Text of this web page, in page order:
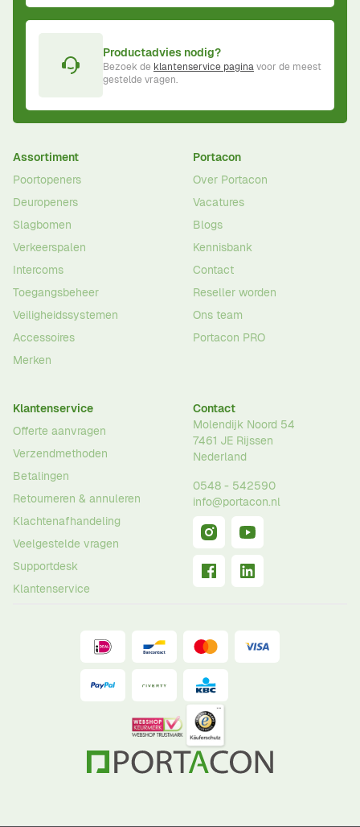
Productadvies nodig?
Bezoek de klantenservice paginavoor de meest
gestelde vragen.
Assortiment
Poortopeners
Deuropeners
Slagbomen
Verkeerspalen
Intercoms
Toegangsbeheer
Veiligheidssystemen
Accessoires
Merken
Portacon
Over Portacon
Vacatures
Blogs
Kennisbank
Contact
Reseller worden
Ons team
Portacon PRO
Klantenservice
Offerte aanvragen
Verzendmethoden
Betalingen
Retourneren & annuleren
Klachtenafhandeling
Veelgestelde vragen
Supportdesk
Klantenservice
Contact
Molendijk Noord 54
7461 JE Rijssen
Nederland
0548 - 542590
info@portacon.nl